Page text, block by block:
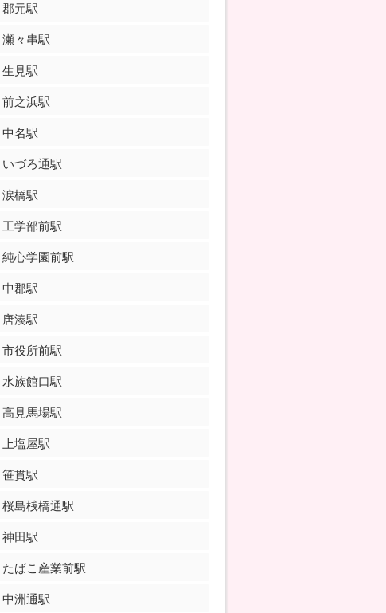
郡元駅
瀬々串駅
生見駅
前之浜駅
中名駅
いづろ通駅
涙橋駅
工学部前駅
純心学園前駅
中郡駅
唐湊駅
市役所前駅
水族館口駅
高見馬場駅
上塩屋駅
笹貫駅
桜島桟橋通駅
神田駅
たばこ産業前駅
中洲通駅